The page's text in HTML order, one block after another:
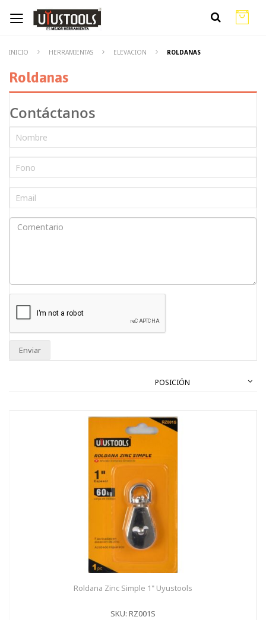
INICIO HERRAMIENTAS ELEVACION ROLDANAS
Roldanas
Roldana Zinc Simple 1" Uyustools
SKU: RZ001S
Contáctanos
Enviar